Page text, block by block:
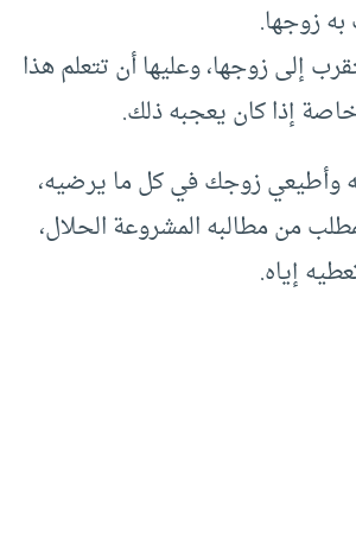
زوجها.
إلى زوجها، وعليها أن تتعلم هذا
إذا كان يعجبه ذلك.
وأطيعي زوجك في كل ما يرضيه،
من مطالبه المشروعة الحلال،
إياه.